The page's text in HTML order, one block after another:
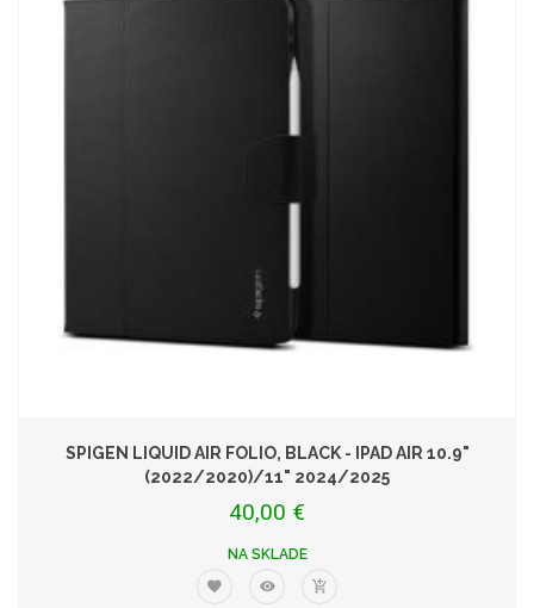
SPIGEN LIQUID AIR FOLIO, BLACK - IPAD AIR 10.9"
(2022/2020)/11" 2024/2025
40,00 €
NA SKLADE